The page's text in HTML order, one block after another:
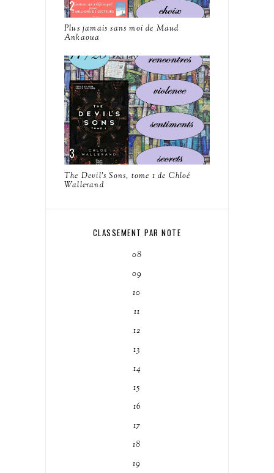
Plus jamais sans moi de Maud
Ankaoua
The Devil's Sons, tome 1 de Chloé
Wallerand
CLASSEMENT PAR NOTE
08
09
10
11
12
13
14
15
16
17
18
19